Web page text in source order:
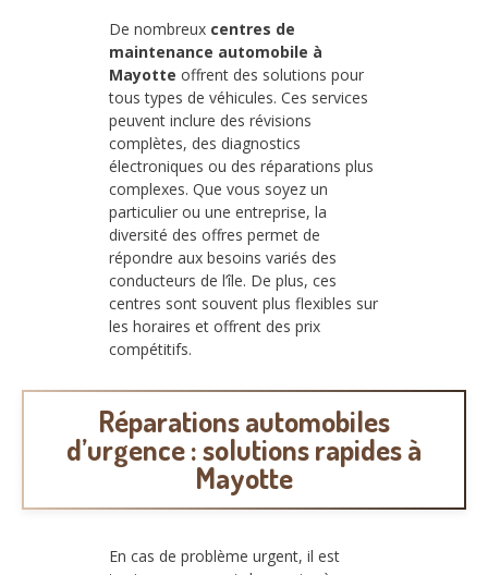
De nombreux centres de
maintenance automobile à
Mayotte offrent des solutions pour
tous types de véhicules. Ces services
peuvent inclure des révisions
complètes, des diagnostics
électroniques ou des réparations plus
complexes. Que vous soyez un
particulier ou une entreprise, la
diversité des offres permet de
répondre aux besoins variés des
conducteurs de l’île. De plus, ces
centres sont souvent plus flexibles sur
les horaires et offrent des prix
compétitifs.
Réparations automobiles
d’urgence : solutions rapides à
Mayotte
En cas de problème urgent, il est